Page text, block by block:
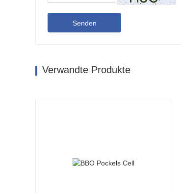
Senden
Verwandte Produkte